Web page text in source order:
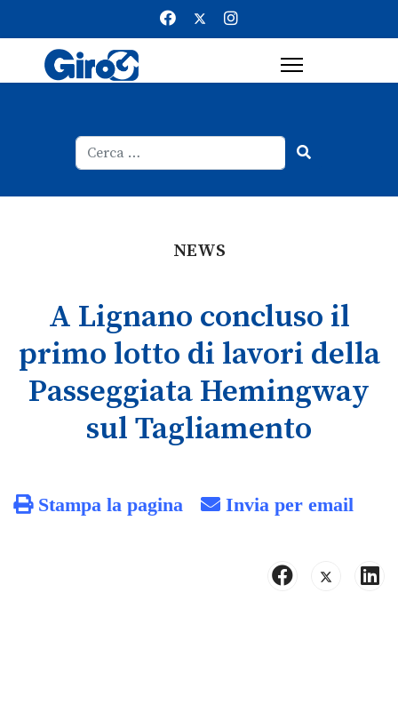
NEWS
A Lignano concluso il
primo lotto di lavori della
Passeggiata Hemingway
sul Tagliamento
Stampa la pagina Invia per email